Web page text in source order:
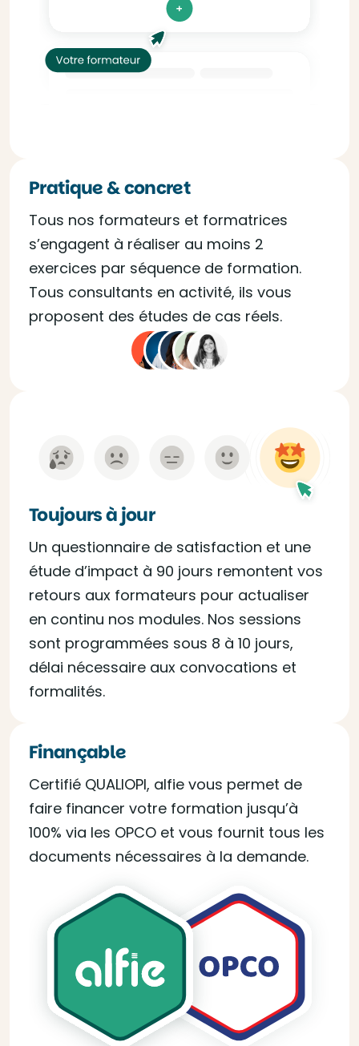
Pratique & concret
Tous nos formateurs et formatrices
s’engagent à réaliser au moins 2
exercices par séquence de formation.
Tous consultants en activité, ils vous
proposent des études de cas réels.
Toujours à jour
Un questionnaire de satisfaction et une
étude d’impact à 90 jours remontent vos
retours aux formateurs pour actualiser
en continu nos modules. Nos sessions
sont programmées sous 8 à 10 jours,
délai nécessaire aux convocations et
formalités.
Finançable
Certifié QUALIOPI, alfie vous permet de
faire financer votre formation jusqu’à
100% via les OPCO et vous fournit tous les
documents nécessaires à la demande.